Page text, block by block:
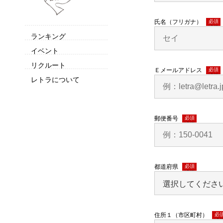
ランキング
イベント
リクルート
レトラについて
氏名（フリガナ）
(必須)
Ｅメールアドレス
(必須)
郵便番号
(必須)
都道府県
(必須)
住所１（市区町村）
(必